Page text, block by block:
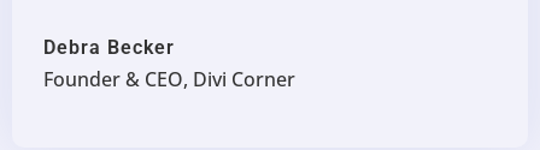
Debra Becker
Founder & CEO, Divi Corner